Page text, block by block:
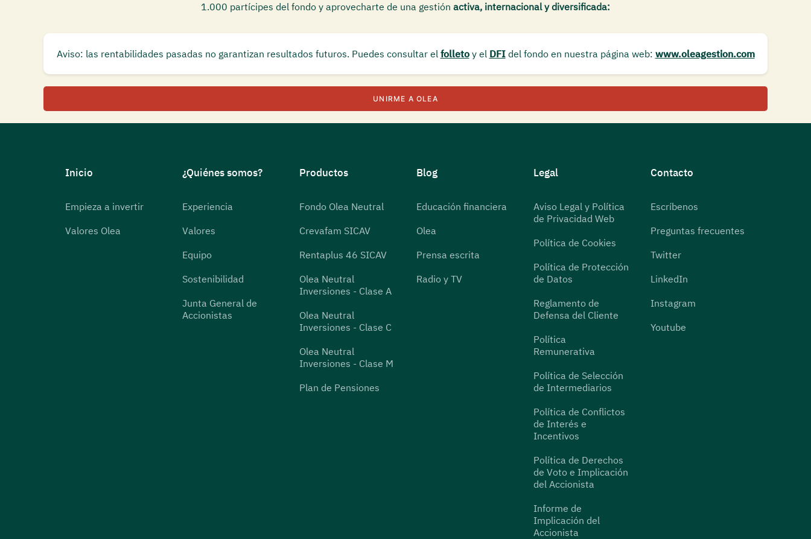
1.000 partícipes del fondo y aprovecharte de una gestión activa, internacional y diversificada:
Aviso: las rentabilidades pasadas no garantizan resultados futuros. Puedes consultar el folleto y el DFI del fondo en nuestra página web: www.oleagestion.com
UNIRME A OLEA
Inicio
Empieza a invertir
Valores Olea
¿Quiénes somos?
Experiencia
Valores
Equipo
Sostenibilidad
Junta General de
Accionistas
Productos
Fondo Olea Neutral
Crevafam SICAV
Rentaplus 46 SICAV
Olea Neutral
Inversiones - Clase A
Olea Neutral
Inversiones - Clase C
Olea Neutral
Inversiones - Clase M
Plan de Pensiones
Blog
Educación financiera
Olea
Prensa escrita
Radio y TV
Legal
Aviso Legal y Política
de Privacidad Web
Política de Cookies
Política de Protección
de Datos
Reglamento de
Defensa del Cliente
Política
Remunerativa
Política de Selección
de Intermediarios
Política de Conflictos
de Interés e
Incentivos
Política de Derechos
de Voto e Implicación
del Accionista
Informe de
Implicación del
Accionista
Contacto
Escríbenos
Preguntas frecuentes
Twitter
LinkedIn
Instagram
Youtube